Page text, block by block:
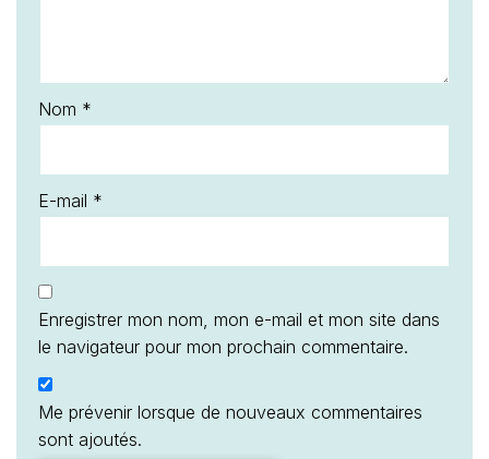
Nom *
E-mail *
Enregistrer mon nom, mon e-mail et mon site dans
le navigateur pour mon prochain commentaire.
Me prévenir lorsque de nouveaux commentaires
sont ajoutés.